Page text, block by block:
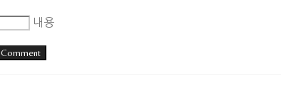
내용
Comment